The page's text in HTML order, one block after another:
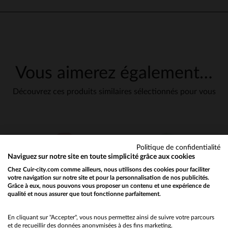
Vous aimerez également…
Découvrez ces produits similaires sélectionnés pour vous
Would you like to be redirected to our English site?
No
Politique de confidentialité
Naviguez sur notre site en toute simplicité grâce aux cookies
Chez Cuir-city.com comme ailleurs, nous utilisons des cookies pour faciliter
votre navigation sur notre site et pour la personnalisation de nos publicités.
Grâce à eux, nous pouvons vous proposer un contenu et une expérience de
qualité et nous assurer que tout fonctionne parfaitement.
En cliquant sur "Accepter", vous nous permettez ainsi de suivre votre parcours
et de recueillir des données anonymisées à des fins marketing.